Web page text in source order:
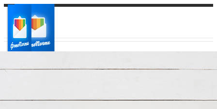
Ваш регион доставки